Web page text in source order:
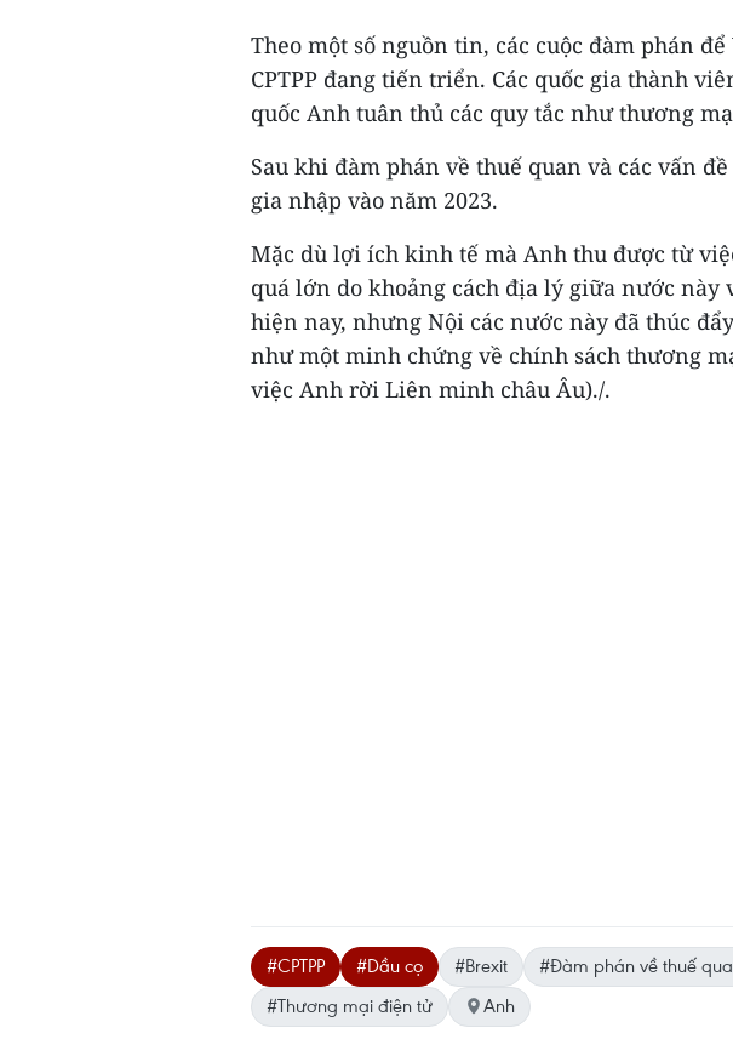
Theo một số nguồn tin, các cuộc đàm phán
CPTPP đang tiến triển. Các quốc gia thành
quốc Anh tuân thủ các quy tắc như thương
Sau khi đàm phán về thuế quan và các vấn
gia nhập vào năm 2023.
Mặc dù lợi ích kinh tế mà Anh thu được từ
quá lớn do khoảng cách địa lý giữa nước này
hiện nay, nhưng Nội các nước này đã thúc
như một minh chứng về chính sách thương
việc Anh rời Liên minh châu Âu)./.
#CPTPP #Dầu cọ #Brexit #Đàm phán về thuế
#Thương mại điện tử
Anh